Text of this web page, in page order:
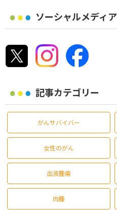
ソーシャルメディア
記事カテゴリー
がんサバイバー
女性のがん
血液腫瘍
肉腫